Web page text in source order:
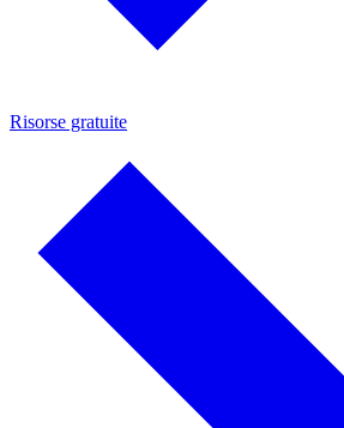
Risorse gratuite